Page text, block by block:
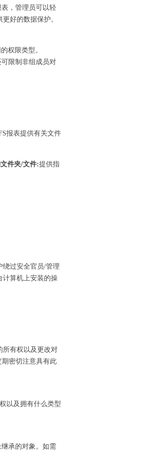
，管理员可以轻
好的数据保护。
权限类型。
可限制非组成员对
报表提供有关文件
件夹/文件:提供指
绕过安全官员/管理
计算机上安装的操
所有权以及更改对
密切注意具有此
以及拥有什么类型
承的对象。如需